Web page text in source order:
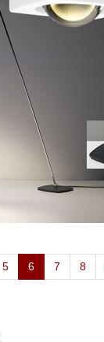
5 6 7 8